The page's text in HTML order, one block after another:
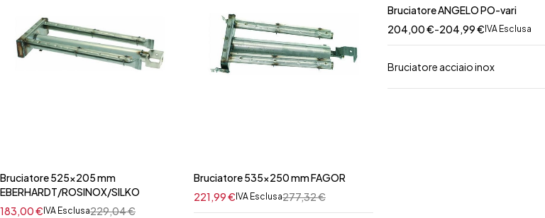
Bruciatore 525x205 mm
EBERHARDT/ROSINOX/SILKO
229,04€
183,00€IVA Esclusa
Bruciatore 535x250 mm FAGOR
277,32€
221,99€IVA Esclusa
Bruciatore ANGELO PO-vari
204,00€-204,99€ IVA Esclusa
Bruciatore acciaio inox